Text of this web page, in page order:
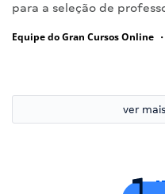
para a seleção de
Equipe do Gran Cursos Online •
ver